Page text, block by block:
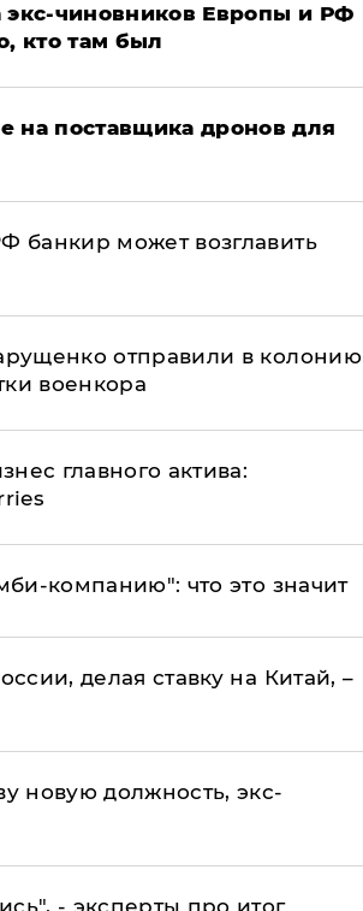
экс-чиновников Европы и РФ
кто там был
на поставщика дронов для
банкир может возглавить
отправили в колонию
военкора
главного актива:
компанию": что это значит
делая ставку на Китай, –
новую должность, экс-